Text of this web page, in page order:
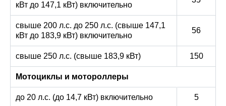
кВт до 147,1 кВт) включительно
свыше 200 л.с. до 250 л.с. (свыше 147,1
кВт до 183,9 кВт) включительно
56
свыше 250 л.с. (свыше 183,9 кВт) 150
Мотоциклы и мотороллеры
до 20 л.с. (до 14,7 кВт) включительно 5